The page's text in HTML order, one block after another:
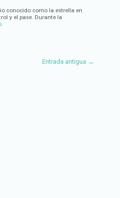
conocido como la estrella en
y el pase. Durante la
Entrada antigua →